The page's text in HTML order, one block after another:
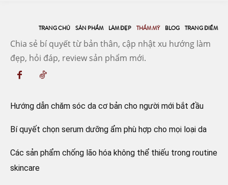
TRANG CHỦ SẢN PHẨM LÀM ĐẸP THẨM MỸ BLOG TRANG ĐIỂM
Chia sẻ bí quyết từ bản thân, cập nhật xu hướng làm
đẹp, hỏi đáp, review sản phẩm mới.
Hướng dẫn chăm sóc da cơ bản cho người mới bắt đầu
Bí quyết chọn serum dưỡng ẩm phù hợp cho mọi loại da
Các sản phẩm chống lão hóa không thể thiếu trong routine
skincare